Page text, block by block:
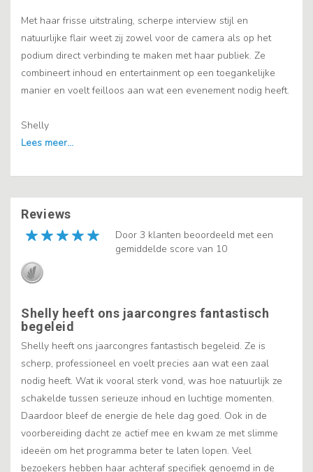
Met haar frisse uitstraling, scherpe interview stijl en
natuurlijke flair weet zij zowel voor de camera als op het
podium direct verbinding te maken met haar publiek. Ze
combineert inhoud en entertainment op een toegankelijke
manier en voelt feilloos aan wat een evenement nodig heeft.
Shelly
Reviews
Door 3 klanten beoordeeld met een
gemiddelde score van 10
Shelly heeft ons jaarcongres fantastisch
begeleid
Shelly heeft ons jaarcongres fantastisch begeleid. Ze is
scherp, professioneel en voelt precies aan wat een zaal
nodig heeft. Wat ik vooral sterk vond, was hoe natuurlijk ze
schakelde tussen serieuze inhoud en luchtige momenten.
Daardoor bleef de energie de hele dag goed. Ook in de
voorbereiding dacht ze actief mee en kwam ze met slimme
ideeën om het programma beter te laten lopen. Veel
bezoekers hebben haar achteraf specifiek genoemd in de